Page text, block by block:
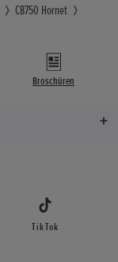
CB750 Hornet
Broschüren
TikTok